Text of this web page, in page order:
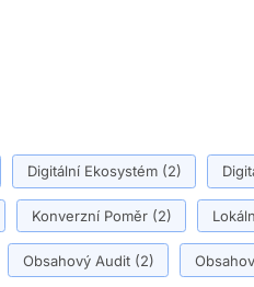
Digitální Ekosystém(2)
Konverzní Poměr(2)
Obsahový Audit(2)